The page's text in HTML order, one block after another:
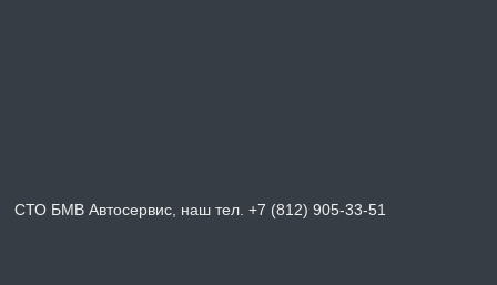
СТО БМВ Автосервис, наш тел. +7 (812) 905-33-51